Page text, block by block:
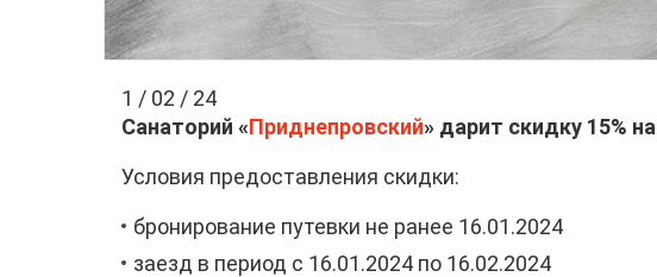
1 / 02 / 24
Санаторий «Приднепровский» дарит скидку 15%
Условия предоставления скидки:
бронирование путевки не ранее 16.01.2024
заезд в период с 16.01.2024 по 16.02.2024